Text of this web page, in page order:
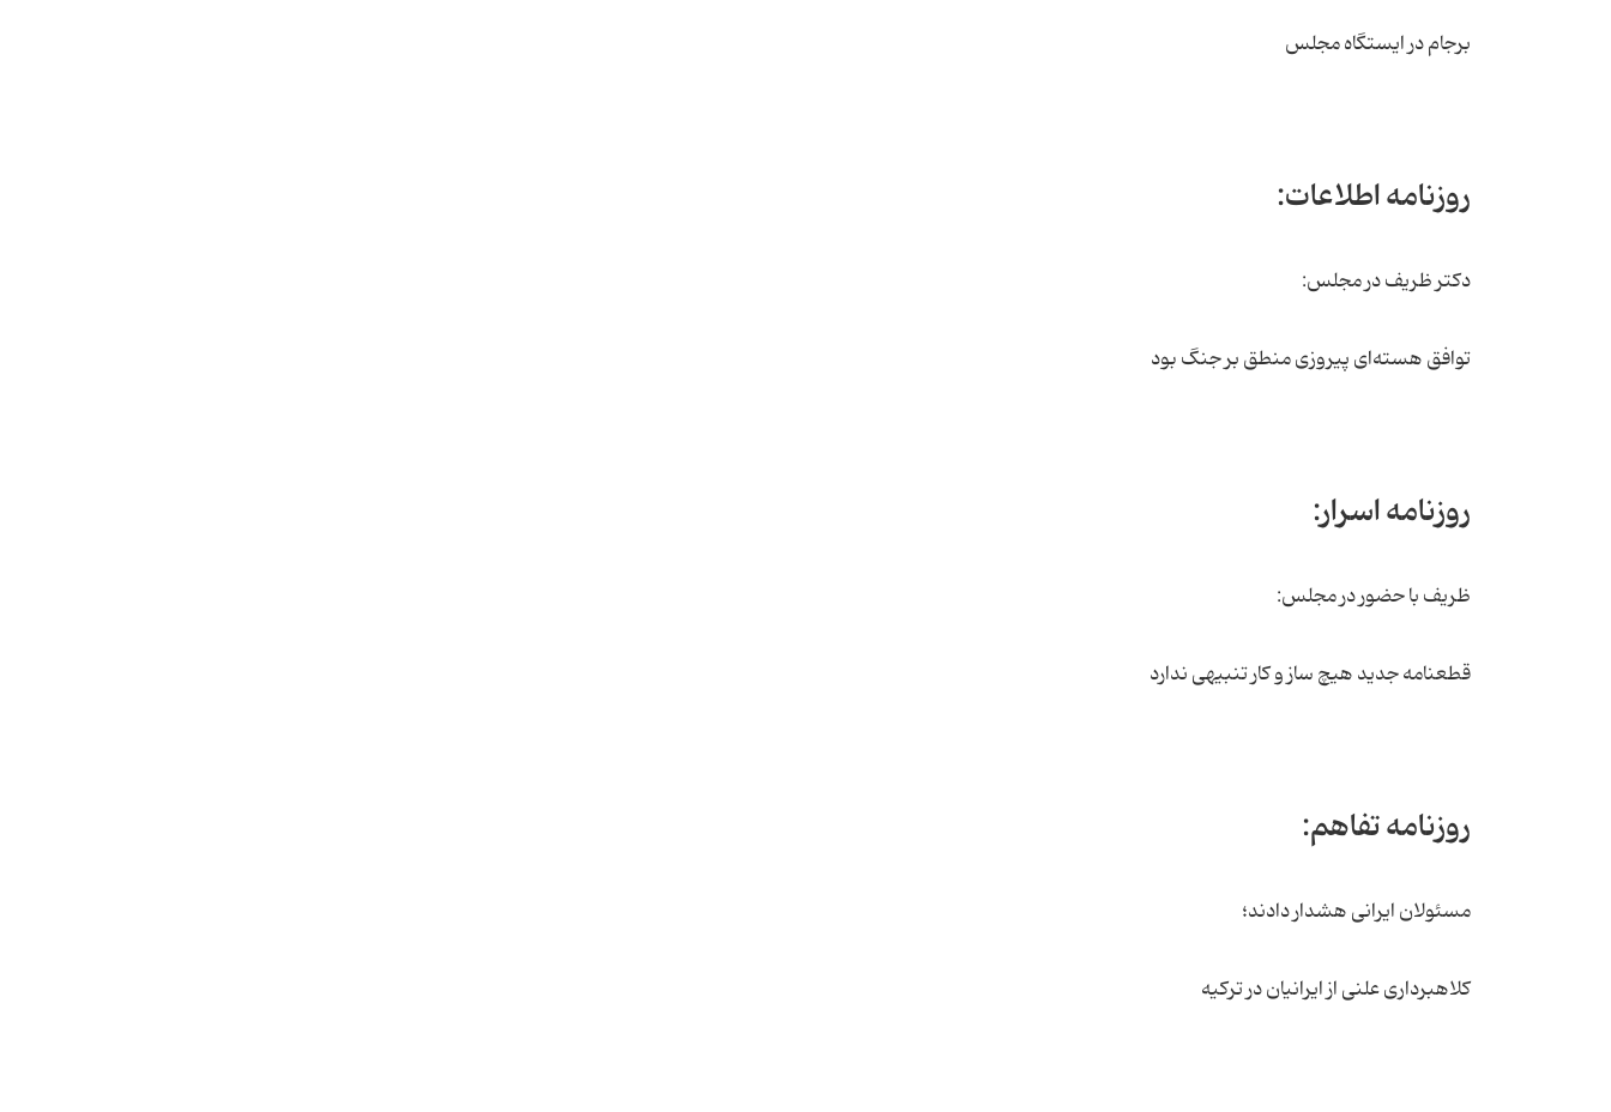
برجام در ایستگاه مجلس
روزنامه اطلاعات:
دکتر ظریف در مجلس:
توافق هسته‌ای پیروزی منطق بر جنگ بود
روزنامه اسرار:
ظریف با حضور در مجلس:
قطعنامه جدید هیچ ساز و کار تنبیهی ندارد
روزنامه تفاهم:
مسئولان ایرانی هشدار دادند؛
کلاهبرداری علنی از ایرانیان در ترکیه